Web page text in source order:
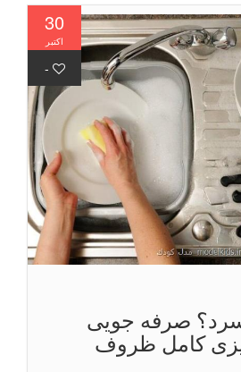
30
اکتبر
-
صرفه جویی
کامل ظروف